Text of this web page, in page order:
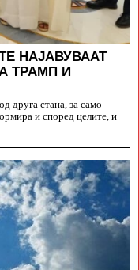
НАЈАВУВААТ
ТРАМП И
друга стана, за само
и според целите, и